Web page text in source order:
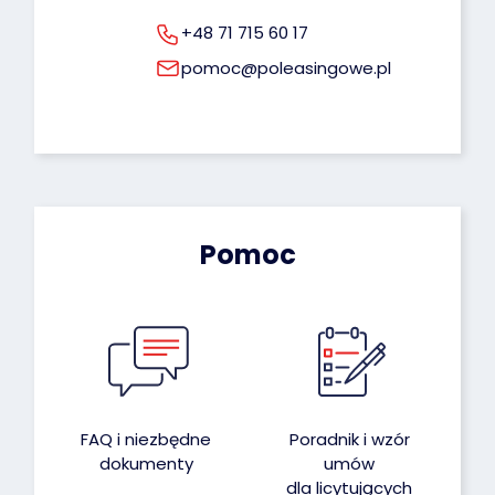
+48 71 715 60 17
pomoc@poleasingowe.pl
Pomoc
FAQ i niezbędne
dokumenty
Poradnik i wzór
umów
dla licytujących